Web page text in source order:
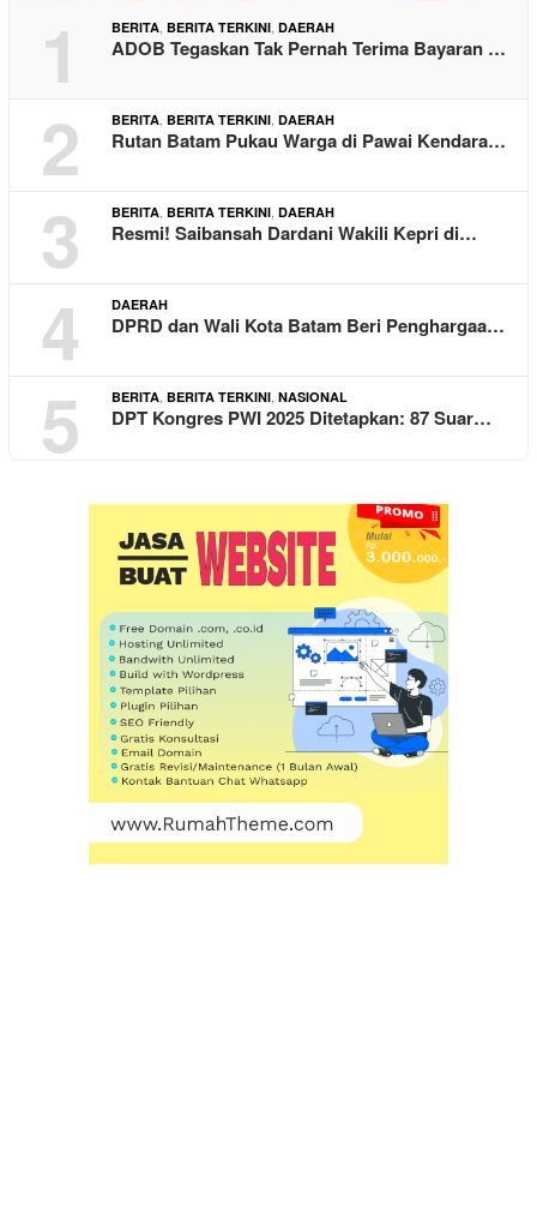
1 BERITA BERITA TERKINI DAERAH
ADOB Tegaskan Tak Pernah Terima Bayaran …
2 BERITA BERITA TERKINI DAERAH
Rutan Batam Pukau Warga di Pawai Kendara…
3 BERITA BERITA TERKINI DAERAH
Resmi! Saibansah Dardani Wakili Kepri di…
4 DAERAH
DPRD dan Wali Kota Batam Beri Penghargaa…
5 BERITA BERITA TERKINI NASIONAL
DPT Kongres PWI 2025 Ditetapkan: 87 Suar…